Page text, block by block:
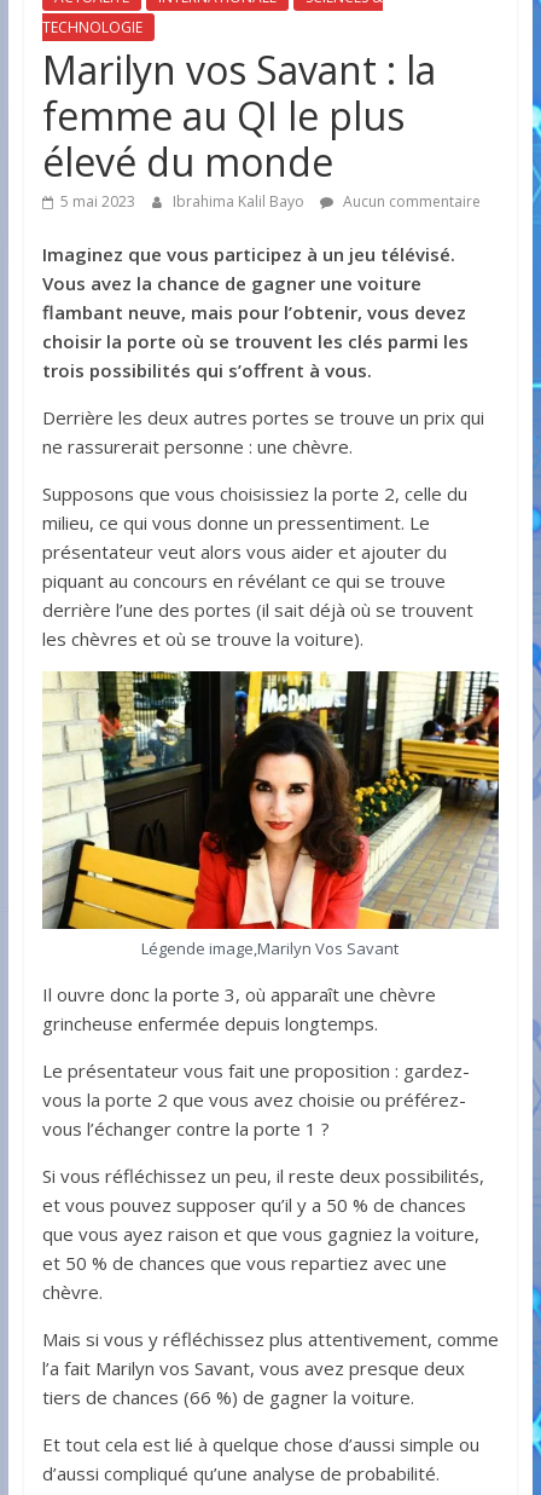
TECHNOLOGIE
Marilyn vos Savant : la
femme au QI le plus
élevé du monde
5 mai 2023 Ibrahima Kalil Bayo Aucun commentaire
Imaginez que vous participez à un jeu télévisé.
Vous avez la chance de gagner une voiture
flambant neuve, mais pour l’obtenir, vous devez
choisir la porte où se trouvent les clés parmi les
trois possibilités qui s’offrent à vous.
Derrière les deux autres portes se trouve un prix qui
ne rassurerait personne : une chèvre.
Supposons que vous choisissiez la porte 2, celle du
milieu, ce qui vous donne un pressentiment. Le
présentateur veut alors vous aider et ajouter du
piquant au concours en révélant ce qui se trouve
derrière l’une des portes (il sait déjà où se trouvent
les chèvres et où se trouve la voiture).
Légende image,Marilyn Vos Savant
Il ouvre donc la porte 3, où apparaît une chèvre
grincheuse enfermée depuis longtemps.
Le présentateur vous fait une proposition : gardez-
vous la porte 2 que vous avez choisie ou préférez-
vous l’échanger contre la porte 1 ?
Si vous réfléchissez un peu, il reste deux possibilités,
et vous pouvez supposer qu’il y a 50 % de chances
que vous ayez raison et que vous gagniez la voiture,
et 50 % de chances que vous repartiez avec une
chèvre.
Mais si vous y réfléchissez plus attentivement, comme
l’a fait Marilyn vos Savant, vous avez presque deux
tiers de chances (66 %) de gagner la voiture.
Et tout cela est lié à quelque chose d’aussi simple ou
d’aussi compliqué qu’une analyse de probabilité.